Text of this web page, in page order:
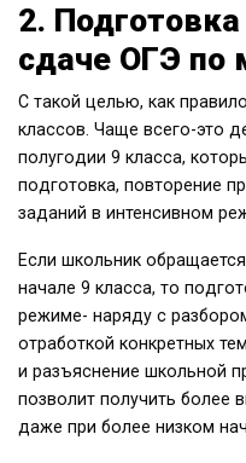
2.
сдаче ОГЭ по
С такой целью, как
классов. Чаще всего-это
полугодии 9 класса,
подготовка, повторение
заданий в интенсивном
Если школьник
начале 9 класса, то
режиме- наряду с
отработкой конкретных
и разъяснение школьной
позволит получить более
даже при более низком